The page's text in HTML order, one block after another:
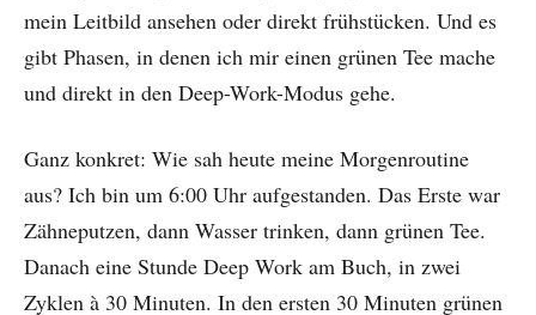
mein Leitbild ansehen oder direkt frühstücken. Und es
gibt Phasen, in denen ich mir einen grünen Tee mache
und direkt in den Deep-Work-Modus gehe.
Ganz konkret: Wie sah heute meine Morgenroutine
aus? Ich bin um 6:00 Uhr aufgestanden. Das Erste war
Zähneputzen, dann Wasser trinken, dann grünen Tee.
Danach eine Stunde Deep Work am Buch, in zwei
Zyklen à 30 Minuten. In den ersten 30 Minuten grünen